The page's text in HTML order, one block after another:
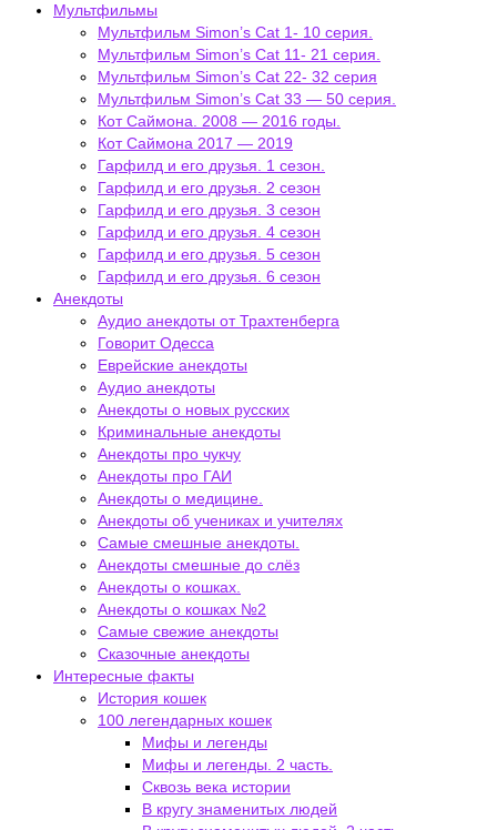
Мультфильмы
Мультфильм Simon’s Cat 1- 10 серия.
Мультфильм Simon’s Cat 11- 21 серия.
Мультфильм Simon’s Cat 22- 32 серия
Мультфильм Simon’s Cat 33 — 50 серия.
Кот Саймона. 2008 — 2016 годы.
Кот Саймона 2017 — 2019
Гарфилд и его друзья. 1 сезон.
Гарфилд и его друзья. 2 сезон
Гарфилд и его друзья. 3 сезон
Гарфилд и его друзья. 4 сезон
Гарфилд и его друзья. 5 сезон
Гарфилд и его друзья. 6 сезон
Анекдоты
Аудио анекдоты от Трахтенберга
Говорит Одесса
Еврейские анекдоты
Аудио анекдоты
Анекдоты о новых русских
Криминальные анекдоты
Анекдоты про чукчу
Анекдоты про ГАИ
Анекдоты о медицине.
Анекдоты об учениках и учителях
Самые смешные анекдоты.
Анекдоты смешные до слёз
Анекдоты о кошках.
Анекдоты о кошках №2
Самые свежие анекдоты
Сказочные анекдоты
Интересные факты
История кошек
100 легендарных кошек
Мифы и легенды
Мифы и легенды. 2 часть.
Сквозь века истории
В кругу знаменитых людей